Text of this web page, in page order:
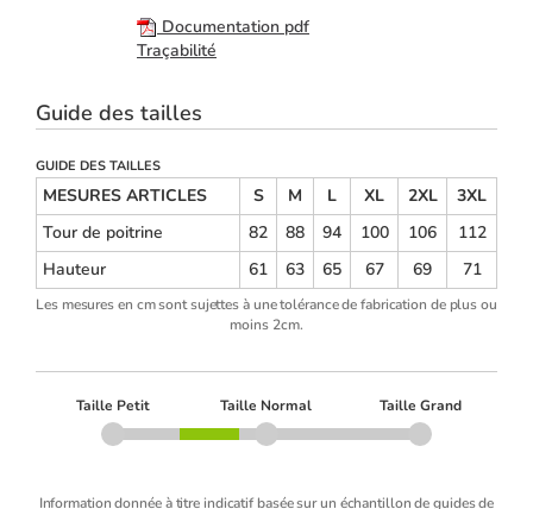
Documentation pdf
Traçabilité
Guide des tailles
GUIDE DES TAILLES
MESURES ARTICLES S M L XL 2XL
3XL
Tour de poitrine
82 88 94 100 106
112
Hauteur
61 63 65 67 69 71
Les mesures en cm sont sujettes à une tolérance de fabrication de plus ou
moins 2cm.
Taille Petit Taille Normal Taille Grand
Information donnée à titre indicatif basée sur un échantillon de guides de